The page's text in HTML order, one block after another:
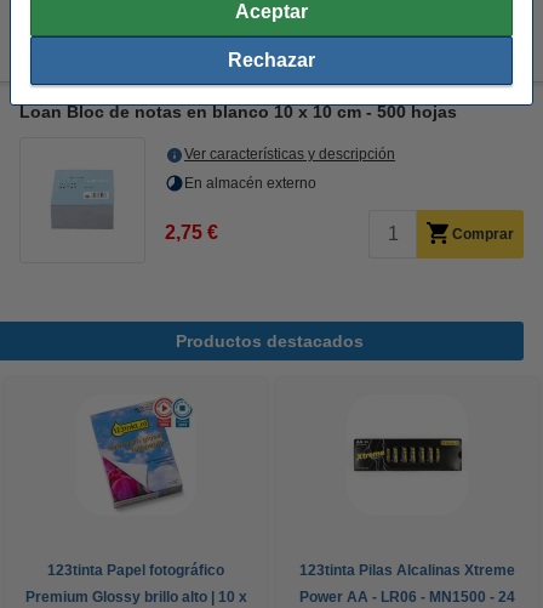
Aceptar
Rechazar
11,95 €
Loan Bloc de notas en blanco 10 x 10 cm - 500 hojas
Ver características y descripción
En almacén externo
2,75 € Comprar
Productos destacados
123tinta Papel fotográfico
Premium Glossy brillo alto | 10 x
123tinta Pilas Alcalinas Xtreme
Power AA - LR06 - MN1500 - 24